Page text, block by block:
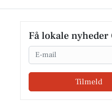
Få lokale nyheder
Email
Tilmeld